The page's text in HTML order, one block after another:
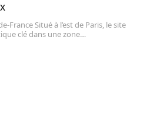
France Situé à l’est de Paris, le site
clé dans une zone…